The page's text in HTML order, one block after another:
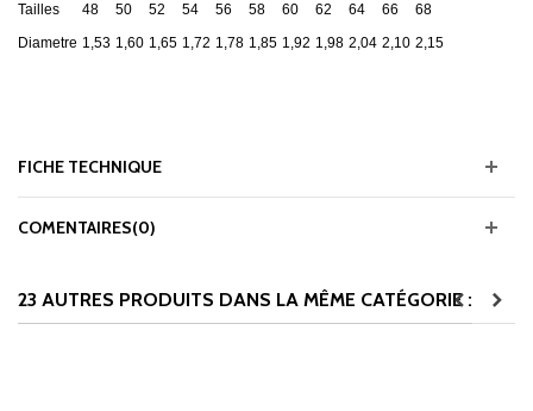
Tailles
48 50 52 54 56 58 60 62 64 66
68
Diametre 1,53 1,60 1,65 1,72 1,78 1,85 1,92 1,98 2,04 2,10 2,15
FICHE TECHNIQUE
COMENTAIRES(0)
23 AUTRES PRODUITS DANS LA MÊME CATÉGORIE :